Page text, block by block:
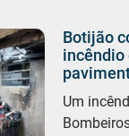
Botijão
incêndio
Um